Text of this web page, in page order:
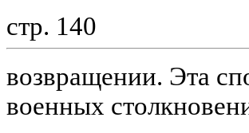
стр. 140
возвращении. Эта
военных